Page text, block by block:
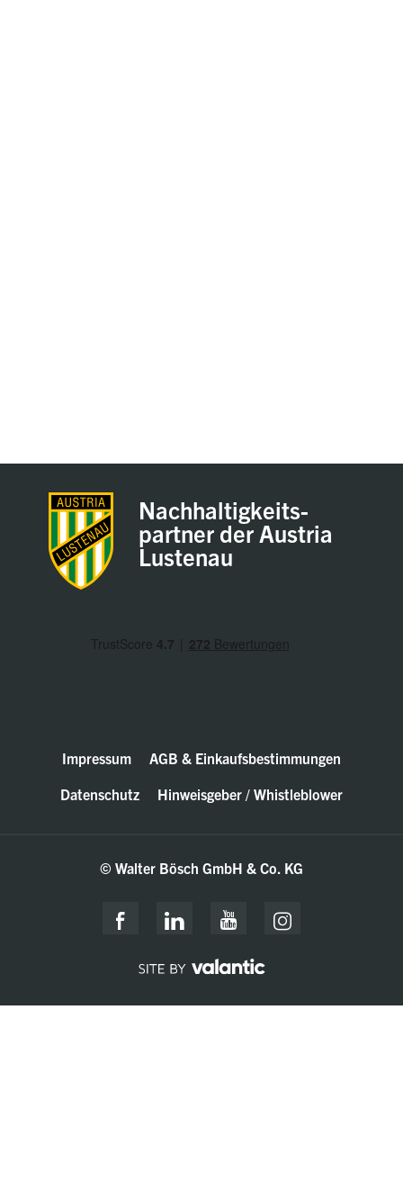
Nachhaltigkeits-
partner der Austria
Lustenau
Impressum
AGB & Einkaufsbestimmungen
Datenschutz
Hinweisgeber / Whistleblower
© Walter Bösch GmbH & Co. KG